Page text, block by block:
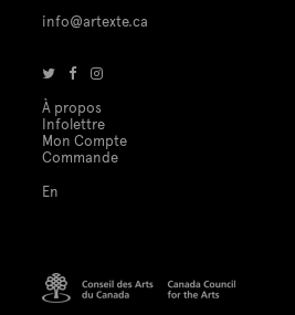
info@artexte.ca
À propos
Infolettre
Mon Compte
Commande
En